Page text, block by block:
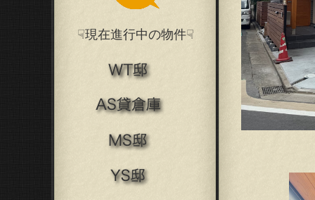
☟現在進行中の物件☟